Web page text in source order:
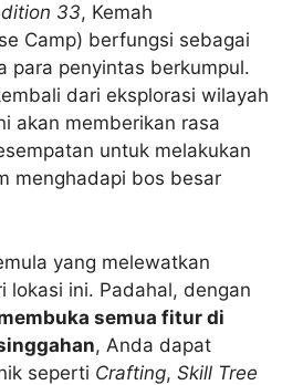
33, Kemah
Camp) berfungsi sebagai
para penyintas berkumpul.
dari eksplorasi wilayah
akan memberikan rasa
untuk melakukan
menghadapi bos besar
yang melewatkan
lokasi ini. Padahal, dengan
semua fitur di
, Anda dapat
seperti Crafting, Skill Tree